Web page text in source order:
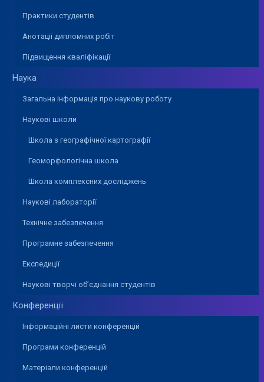
Практики студентів
Анотації дипломних робіт
Підвищення кваліфікації
Наука
Загальна інформація про наукову роботу
Наукові школи
Школа з географічної картографії
Геоморфологічна школа
Школа комплексних досліджень
Наукові лабораторії
Технічне забезпечення
Програмне забезпечення
Експедиції
Наукові творчі об’єднання студентів
Конференції
Інформаційні листи конференцій
Програми конференцій
Матеріали конференцій